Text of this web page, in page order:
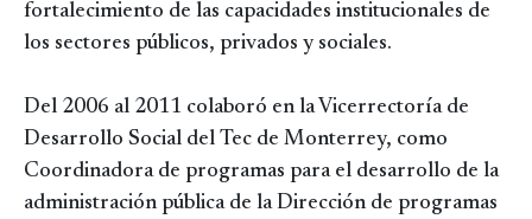
fortalecimiento de las capacidades institucionales de
los sectores públicos, privados y sociales.
Del 2006 al 2011 colaboró en la Vicerrectoría de
Desarrollo Social del Tec de Monterrey, como
Coordinadora de programas para el desarrollo de la
administración pública de la Dirección de programas